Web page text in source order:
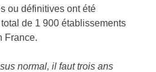
ou définitives ont été
de 1 900 établissements
France.
normal, il faut trois ans